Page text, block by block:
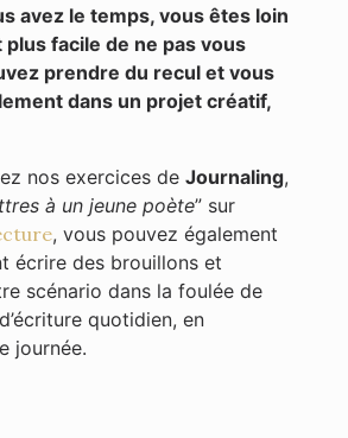
avez le temps, vous êtes loin
facile de ne pas vous
prendre du recul et vous
dans un projet créatif,
nos exercices de Journaling,
à un jeune poète” sur
, vous pouvez également
écrire des brouillons et
scénario dans la foulée de
quotidien, en
journée.